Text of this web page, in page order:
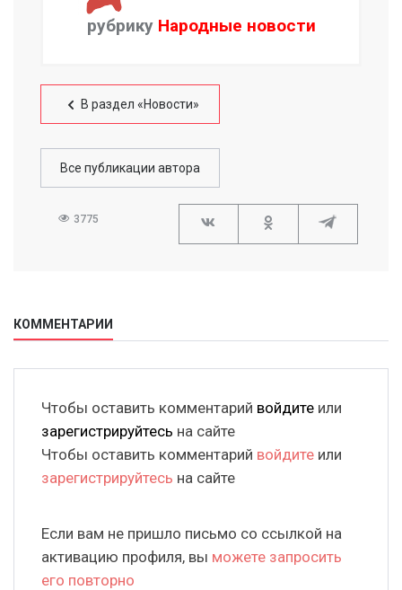
рубрику Народные новости
В раздел «Новости»
Все публикации автора
3775
КОММЕНТАРИИ
Чтобы оставить комментарий войдите или
зарегистрируйтесь на сайте
Чтобы оставить комментарий войдите или
зарегистрируйтесь на сайте
Если вам не пришло письмо со ссылкой на
активацию профиля, вы можете запросить
его повторно